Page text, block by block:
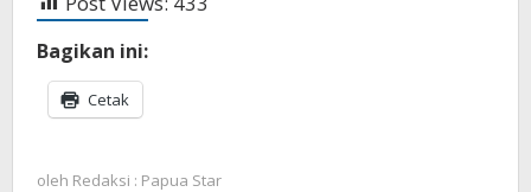
Bagikan ini:
Cetak
oleh Redaksi : Papua Star